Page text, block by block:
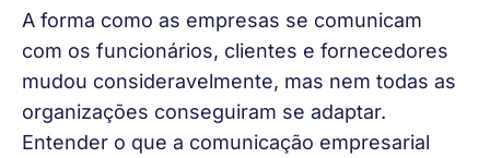
A forma como as empresas se comunicam
com os funcionários, clientes e fornecedores
mudou consideravelmente, mas nem todas as
organizações conseguiram se adaptar.
Entender o que a comunicação empresarial